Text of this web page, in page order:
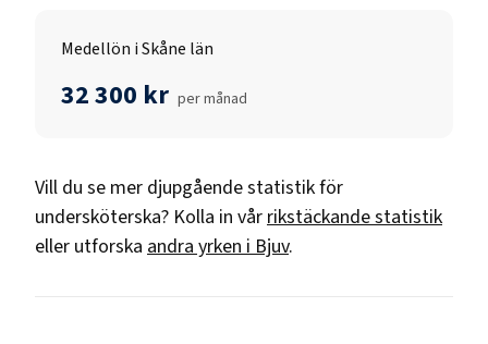
Medellön i Skåne län
32 300 kr per månad
Vill du se mer djupgående statistik för
undersköterska? Kolla in vår rikstäckande statistik
eller utforska andra yrken i Bjuv.